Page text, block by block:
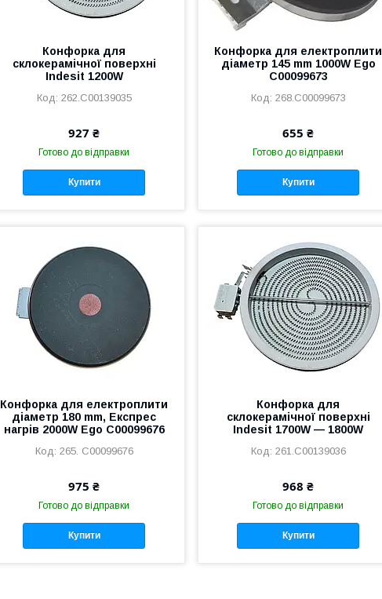
Конфорка для
склокерамічної поверхні
Indesit 1200W
262.C00139035
927 ₴
Готово до відправки
Купити
Конфорка для електроплити
діаметр 145 mm 1000W Ego
C00099673
268.C00099673
655 ₴
Готово до відправки
Купити
Конфорка для електроплити
діаметр 180 mm, Експрес
нагрів 2000W Ego C00099676
265. C00099676
975 ₴
Готово до відправки
Купити
Конфорка для
склокерамічної поверхні
Indesit 1700W — 1800W
261.C00139036
968 ₴
Готово до відправки
Купити